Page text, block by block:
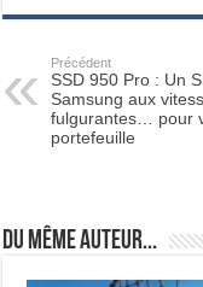
Précédent
SSD 950 Pro : Un
Samsung aux
fulgurantes… pour
portefeuille
Du même auteur...